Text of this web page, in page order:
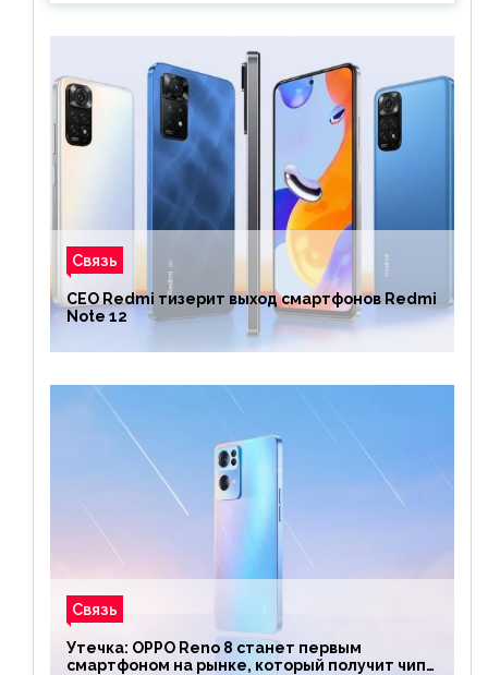
Связь
CEO Redmi тизерит выход смартфонов Redmi
Note 12
Связь
Утечка: OPPO Reno 8 станет первым
смартфоном на рынке, который получит чип